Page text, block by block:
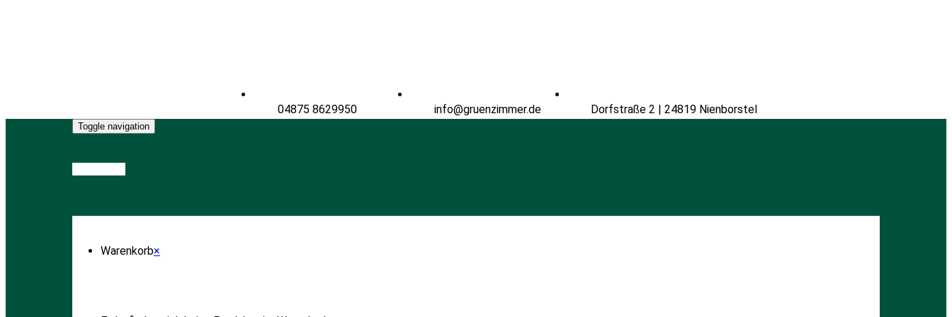
04875 8629950 info@gruenzimmer.de Dorfstraße 2 | 24819 Nienborstel
Toggle navigation
Warenkorb×